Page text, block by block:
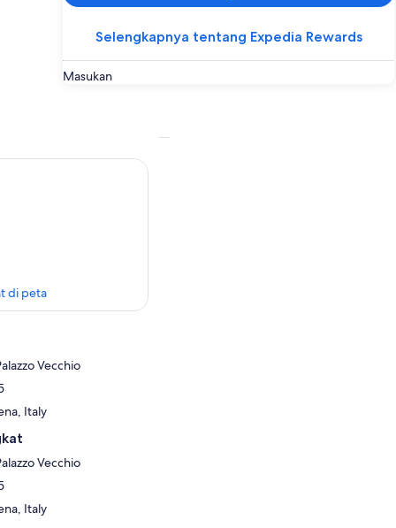
Selengkapnya tentang Expedia Rewards
Masukan
di peta
Vecchio
Italy
Vecchio
Italy